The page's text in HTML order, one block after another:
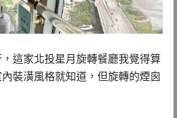
這家北投星月旋轉餐廳我覺得算
裝潢風格就知道，但旋轉的煙囪